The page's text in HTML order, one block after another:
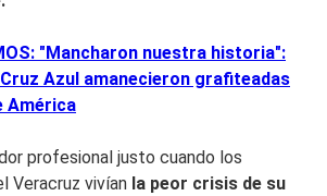
"Mancharon nuestra historia":
Azul amanecieron grafiteadas
América
profesional justo cuando los
Veracruz vivían la peor crisis de su